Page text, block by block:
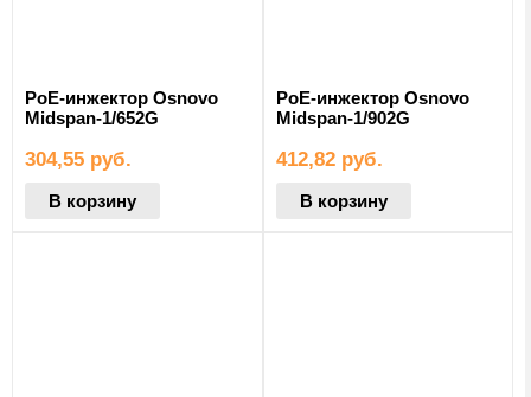
PoE-инжектор Osnovo
Midspan-1/652G
304,55 руб.
В корзину
PoE-инжектор Osnovo
Midspan-1/902G
412,82 руб.
В корзину